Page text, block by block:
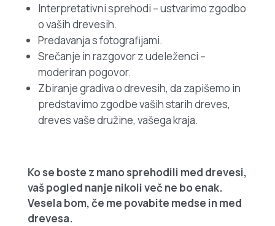
Interpretativni sprehodi – ustvarimo zgodbo
o vaših drevesih.
Predavanja s fotografijami.
Srečanje in razgovor z udeleženci –
moderiran pogovor.
Zbiranje gradiva o drevesih, da zapišemo in
predstavimo zgodbe vaših starih dreves,
dreves vaše družine, vašega kraja.
Ko se boste z mano sprehodili med drevesi,
vaš pogled nanje nikoli več ne bo enak.
Vesela bom, če me povabite medse in med
drevesa.